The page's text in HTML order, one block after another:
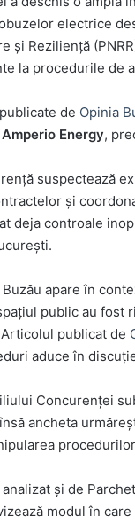
electrice
și Reziliență
la procedurile de
de Opinia
Amperio Energy,
suspectează
și
deja controale
apare în
public au fost
publicat de
aduce în
Concurenței
ancheta
și de
modul în